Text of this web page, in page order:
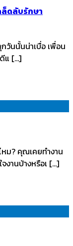
ล็ดลับรักษา
วันนั้นน่าเบื่อ เพื่อน
แ […]
ม? คุณเคยทำงาน
งานบ้างหรือเ […]